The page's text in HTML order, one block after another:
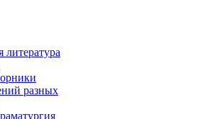
литература
разных